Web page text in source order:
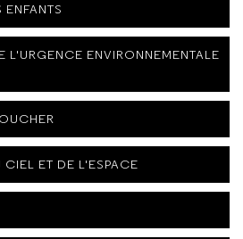
L'URGENCE ENVIRONNEMENTALE
CIEL ET DE L'ESPACE